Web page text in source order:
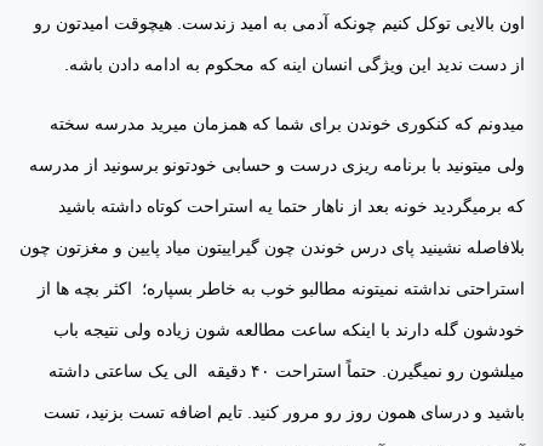
اون بالایی توکل کنیم چونکه آدمی به امید زندست. هیچوقت امیدتون رو
از دست ندید این ویژگی انسان اینه که محکوم به ادامه دادن باشه.
میدونم که کنکوری خوندن برای شما که همزمان میرید مدرسه سخته
ولی میتونید با برنامه ریزی درست و حسابی خودتونو برسونید از مدرسه
که برمیگردید خونه بعد از ناهار حتما یه استراحت کوتاه داشته باشید
بلافاصله نشینید پای درس خوندن چون گیراییتون میاد پایین و مغزتون چون
استراحتی نداشته نمیتونه مطالبو خوب به خاطر بسپاره؛ اکثر بچه ها از
خودشون گله دارند با اینکه ساعت مطالعه شون زیاده ولی نتیجه باب
میلشون رو نمیگیرن. حتماً استراحت ۴۰ دقیقه الی یک ساعتی داشته
باشید و درسای همون روز رو مرور کنید. تایم اضافه تست بزنید، تست